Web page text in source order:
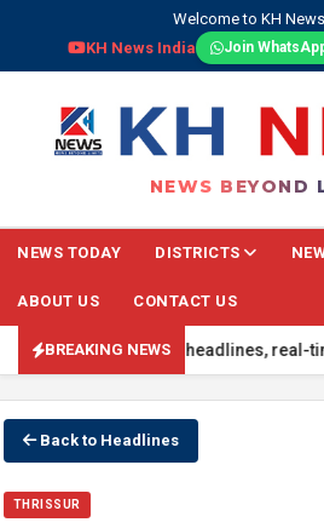
Welcome to KH
KH News India
Join
NEWS BEYOND
NEWS TODAY DISTRICTS
ABOUT US CONTACT US
BREAKING NEWS
with the latest headlines, real-
Back to Headlines
THRISSUR